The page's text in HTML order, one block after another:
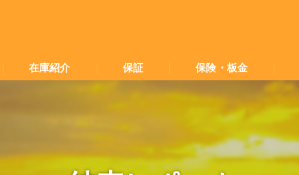
在庫紹介 保証 保険・板金